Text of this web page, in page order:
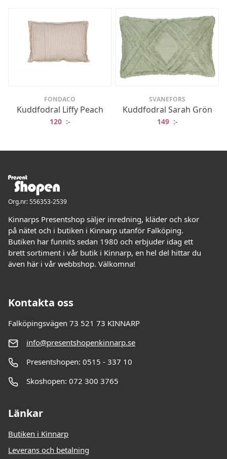
FONDACO
Kuddfodral Liffy Peach
120 :-
SVANEFORS
Kuddfodral Sarah Grön
149 :-
Org.nr: 556353-2539
Kinnarps Presentshop säljer inredning, kläder och skor
på nätet och i butiken i Kinnarp utanför Falköping.
Butiken har funnits sedan 1980 och erbjuder idag ett
brett sortiment i vår butik i Kinnarp, en hel del hittar du
även här i vår webbshop. Välkomna!
Kontakta oss
Falköpingsvägen 73 521 73 KINNARP
info@presentshopenkinnarp.se
Presentshopen: 0515 - 337 10
Skoshopen: 072 300 3765
Länkar
Butiken i Kinnarp
Leverans och betalning